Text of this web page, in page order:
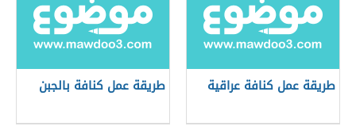
طريقة عمل كنافة عراقية طريقة عمل كنافة بالجبن